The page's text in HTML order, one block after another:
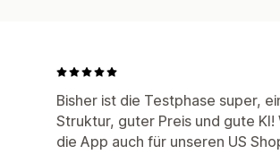
Bisher ist die Testphase super,
Struktur, guter Preis und gute
die App auch für unseren US